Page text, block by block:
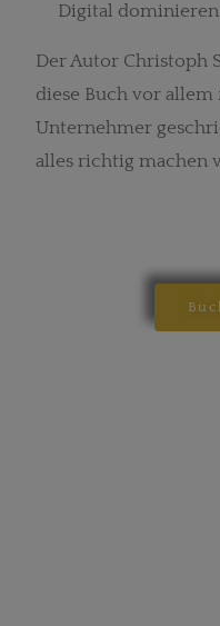
Digital
Der Autor Christoph
diese Buch vor
Unternehmer
alles richtig machen